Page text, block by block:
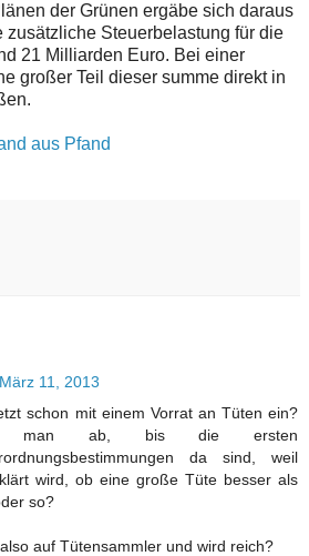
der Grünen ergäbe sich daraus
zusätzliche Steuerbelastung für die
21 Milliarden Euro. Bei einer
großer Teil dieser summe direkt in
aus Pfand
März 11, 2013
schon mit einem Vorrat an Tüten ein?
man ab, bis die ersten
da sind, weil
wird, ob eine große Tüte besser als
so?
auf Tütensammler und wird reich?